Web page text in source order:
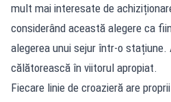
mult mai interesate de
considerând această alegere ca
alegerea unui sejur într-o
călătorească în viitorul apropiat.
Fiecare linie de croazieră are